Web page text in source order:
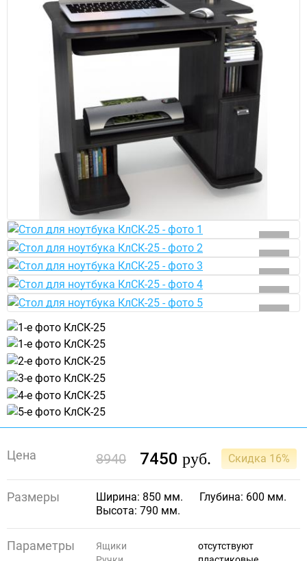
Цена 8940 7450 руб. Скидка 16%
Размеры Ширина: 850 мм.
Глубина: 600 мм.
Высота: 790 мм.
Параметры Ящики
отсутствуют